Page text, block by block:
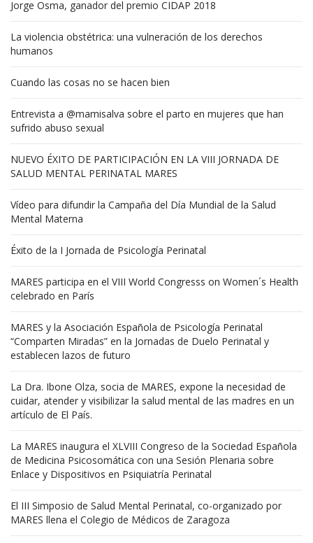
Jorge Osma, ganador del premio CIDAP 2018
La violencia obstétrica: una vulneración de los derechos
humanos
Cuando las cosas no se hacen bien
Entrevista a @mamisalva sobre el parto en mujeres que han
sufrido abuso sexual
NUEVO ÉXITO DE PARTICIPACIÓN EN LA VIII JORNADA DE
SALUD MENTAL PERINATAL MARES
Vídeo para difundir la Campaña del Día Mundial de la Salud
Mental Materna
Éxito de la I Jornada de Psicología Perinatal
MARES participa en el VIII World Congresss on Women´s Health
celebrado en París
MARES y la Asociación Española de Psicología Perinatal
“Comparten Miradas” en la Jornadas de Duelo Perinatal y
establecen lazos de futuro
La Dra. Ibone Olza, socia de MARES, expone la necesidad de
cuidar, atender y visibilizar la salud mental de las madres en un
artículo de El País.
La MARES inaugura el XLVIII Congreso de la Sociedad Española
de Medicina Psicosomática con una Sesión Plenaria sobre
Enlace y Dispositivos en Psiquiatría Perinatal
El III Simposio de Salud Mental Perinatal, co-organizado por
MARES llena el Colegio de Médicos de Zaragoza